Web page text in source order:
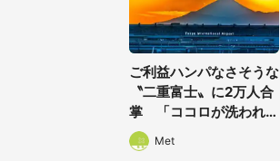
ご利益ハンパなさそうな
〝二重富士〟に2万人合
掌 「ココロが洗われて
いく」「最高のショッ
ト」
Met